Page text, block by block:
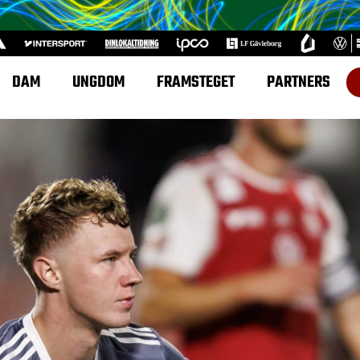
DAM UNGDOM FRAMSTEGET PARTNERS